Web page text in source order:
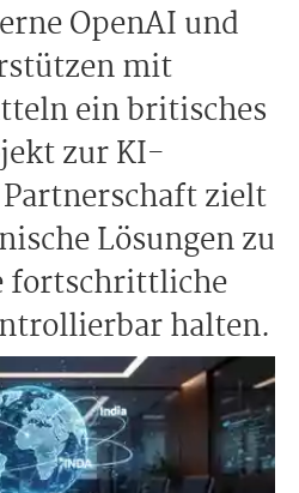
OpenAI und
mit
ein britisches
zur KI-
zielt
Lösungen zu
fortschrittliche
halten.